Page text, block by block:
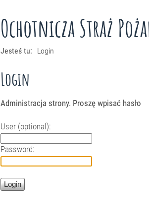
Ochotnicza Straż
Jesteś tu: Login
Login
Administracja strony. Proszę wpisać hasło
User (optional):
Password: